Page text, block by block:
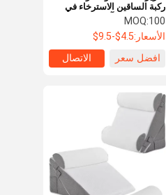
ركبة الساقين الاسترخاء في
الظهر تخفيف آلام السرير
العظام الوعاء
MOQ:100
الأسعار:4.5$-9.5$
افضل سعر
الاتصال